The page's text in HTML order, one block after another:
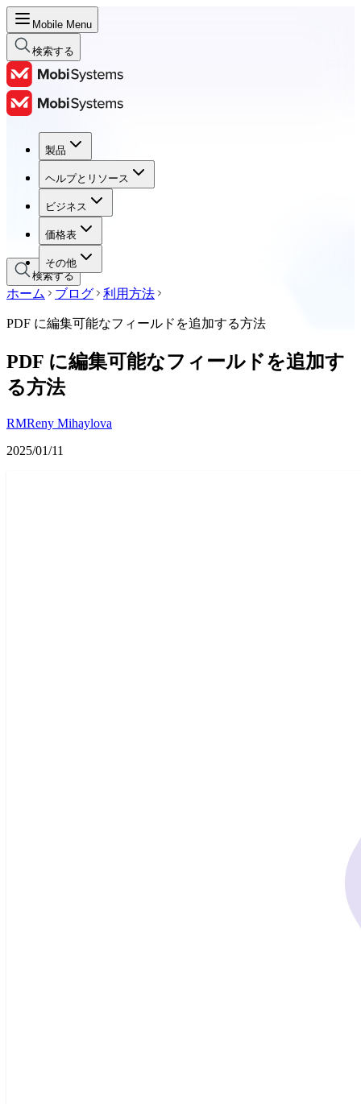
Mobile Menu
検索する
製品
ヘルプとリソース
ビジネス
価格表
その他
製品
ヘルプとリソース
ビジネス
価格表
検索する
ホーム ブログ 利用方法
PDF に編集可能なフィールドを追加する方法
PDF に編集可能なフィールドを追加す
る方法
RMReny Mihaylova
2025/01/11